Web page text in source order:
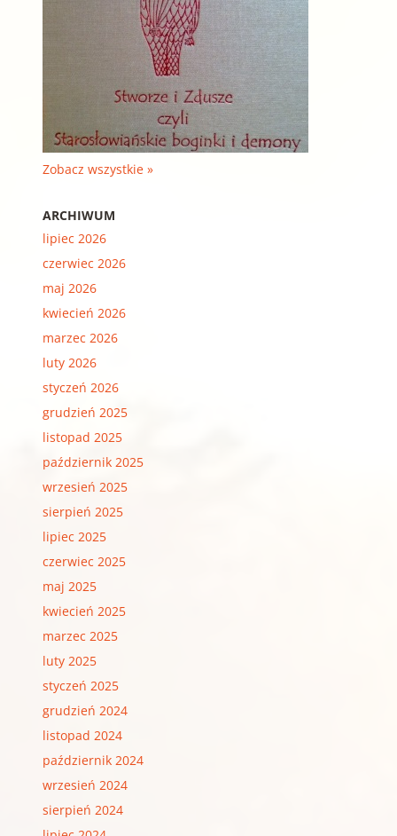
Zobacz wszystkie »
ARCHIWUM
lipiec 2026
czerwiec 2026
maj 2026
kwiecień 2026
marzec 2026
luty 2026
styczeń 2026
grudzień 2025
listopad 2025
październik 2025
wrzesień 2025
sierpień 2025
lipiec 2025
czerwiec 2025
maj 2025
kwiecień 2025
marzec 2025
luty 2025
styczeń 2025
grudzień 2024
listopad 2024
październik 2024
wrzesień 2024
sierpień 2024